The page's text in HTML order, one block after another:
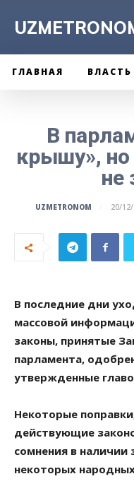
ГЛАВНАЯ ВЛАСТЬ
В
крышу», но
не
UZMETRONOM 20/
В последние дни
массовой
законы, принятые
парламента,
утвержденные
Некоторые
действующие
сомнения в наличии
некоторых